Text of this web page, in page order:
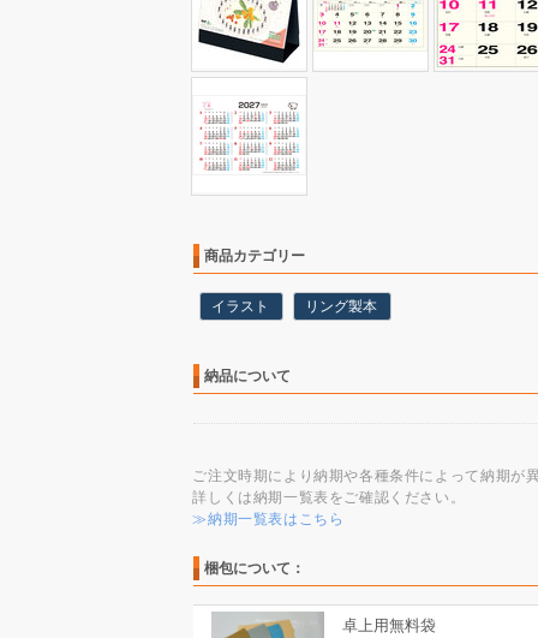
商品カテゴリー
イラスト リング製本
納品について
ご注文時期により納期や各種条件によって納期が
詳しくは納期一覧表をご確認ください。
≫納期一覧表はこちら
梱包について：
卓上用無料袋